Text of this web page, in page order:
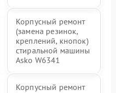
Корпусный ремонт
(замена резинок,
креплений, кнопок)
стиральной машины
Asko W6341
Корпусный ремонт